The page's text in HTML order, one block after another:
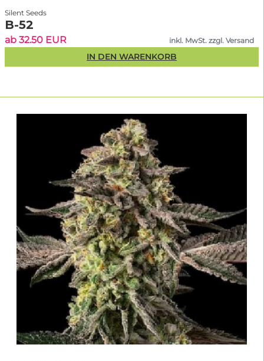
Silent Seeds
B-52
ab 32.50 EUR inkl. MwSt. zzgl. Versand
IN DEN WARENKORB